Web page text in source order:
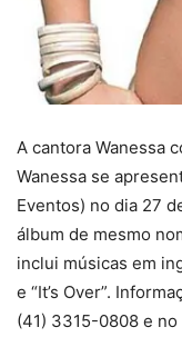
A cantora Wanessa
Wanessa se
Eventos) no dia 27
álbum de mesmo
inclui músicas em
e “It’s Over”.
(41) 3315-0808 e